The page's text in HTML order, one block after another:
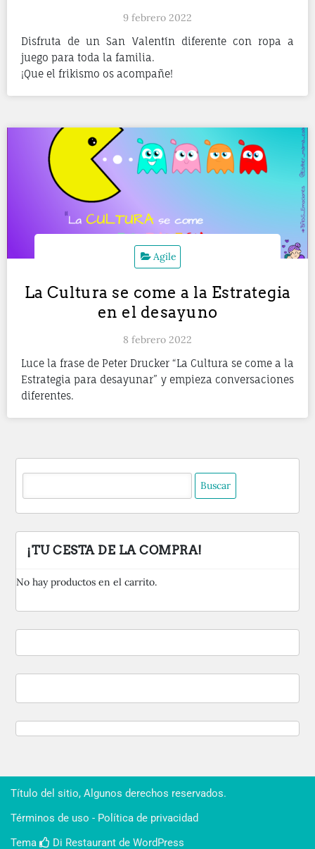
9 febrero 2022
Disfruta de un San Valentín diferente con ropa a
juego para toda la familia.
¡Que el frikismo os acompañe!
Agile
La Cultura se come a la Estrategia
en el desayuno
8 febrero 2022
Luce la frase de Peter Drucker “La Cultura se come a la
Estrategia para desayunar” y empieza conversaciones
diferentes.
¡TU CESTA DE LA COMPRA!
No hay productos en el carrito.
Título del sitio, Algunos derechos reservados.
Términos de uso - Política de privacidad
Tema
Di Restaurant de WordPress